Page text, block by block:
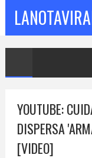
YOUTUBE:
DISPERSA
[VIDEO]